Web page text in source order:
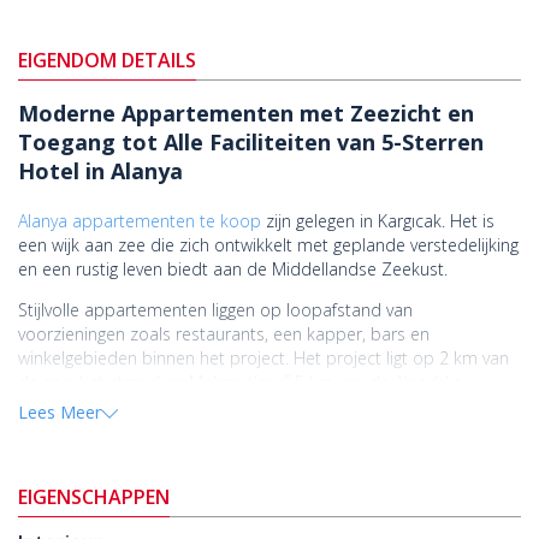
EIGENDOM DETAILS
Moderne Appartementen met Zeezicht en
Toegang tot Alle Faciliteiten van 5-Sterren
Hotel in Alanya
Alanya appartementen te koop zijn gelegen in Kargıcak. Het is
een wijk aan zee die zich ontwikkelt met geplande verstedelijking
en een rustig leven biedt aan de Middellandse Zeekust.
Stijlvolle appartementen liggen op loopafstand van
voorzieningen zoals restaurants, een kapper, bars en
winkelgebieden binnen het project. Het project ligt op 2 km van
Keykubat Universiteit, 7 km van het Dim Rivier Nationaal Park,
Moderne appartementen zijn gelegen in een project met een 5-
Lees Meer
EIGENSCHAPPEN